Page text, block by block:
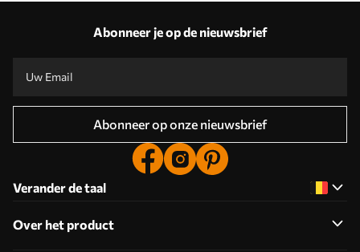
Abonneer je op de nieuwsbrief
Abonneer op onze nieuwsbrief
Verander de taal
Over het product